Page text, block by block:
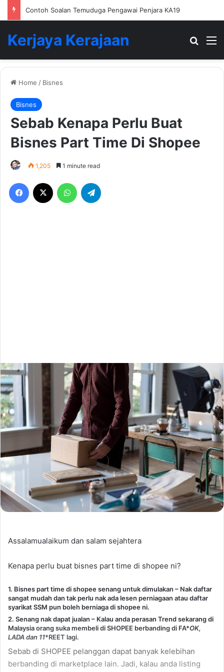
Contoh Soalan Temuduga Pengawai Penjara KA19
Kerjaya Kerajaan
Home / Bisnes
Bisnes
Sebab Kenapa Perlu Buat
Bisnes Part Time Di Shopee
1,205 1 minute read
Facebook WhatsApp
Assalamualaikum dan salam sejahtera
Kenapa perlu buat bisnes part time di shopee ni?
1. Bisnes part time di shopee senang untuk dimulakan – Nak daftar
sangat mudah dan tak perlu nak ada lesen perniagaan atau daftar
syarikat SSM pun boleh berniaga di shopee ni.
2. Senang nak dapat jualan – Kalau anda perasan Trend sekarang di
Malaysia orang suka membeli di SHOPEE berbanding di FA*OK,
LADA dan 11*REET lagi.
Sebab di SHOPEE pelanggan dapat banyak kelebihan
berbanding di marketplace lain. Jadi, kalau anda listing